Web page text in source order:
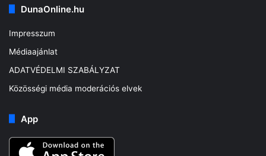
DunaOnline.hu
Impresszum
Médiaajánlat
ADATVÉDELMI SZABÁLYZAT
Közösségi média moderációs elvek
App